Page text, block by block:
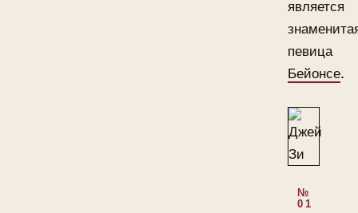
является
певица
Бейонсе.